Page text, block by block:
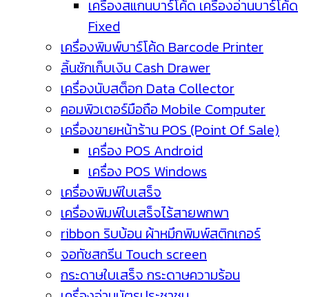
เครื่องสแกนบาร์โค้ด เครื่องอ่านบาร์โค้ด
Fixed
เครื่องพิมพ์บาร์โค้ด Barcode Printer
ลิ้นชักเก็บเงิน Cash Drawer
เครื่องนับสต็อก Data Collector
คอมพิวเตอร์มือถือ Mobile Computer
เครื่องขายหน้าร้าน POS (Point Of Sale)
เครื่อง POS Android
เครื่อง POS Windows
เครื่องพิมพ์ใบเสร็จ
เครื่องพิมพ์ใบเสร็จไร้สายพกพา
ribbon ริบบ้อน ผ้าหมึกพิมพ์สติกเกอร์
จอทัชสกรีน Touch screen
กระดาษใบเสร็จ กระดาษความร้อน